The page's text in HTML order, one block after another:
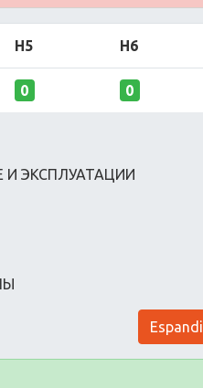
H5 H6
0 0
И ЭКСПЛУАТАЦИИ
Espandi